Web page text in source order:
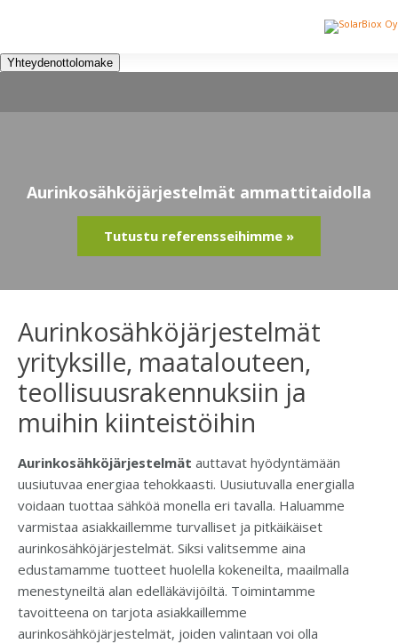
Yhteydenottolomake
Aurinkosähköjärjestelmät ammattitaidolla
Tutustu referensseihimme »
Aurinkosähkö­järjestelmät
yrityksille, maatalouteen,
teollisuusrakennuksiin ja
muihin kiinteistöihin
Aurinkosähköjärjestelmät auttavat hyödyntämään
uusiutuvaa energiaa tehokkaasti. Uusiutuvalla energialla
voidaan tuottaa sähköä monella eri tavalla. Haluamme
varmistaa asiakkaillemme turvalliset ja pitkäikäiset
aurinkosähköjärjestelmät. Siksi valitsemme aina
edustamamme tuotteet huolella kokeneilta, maailmalla
menestyneiltä alan edelläkävijöiltä. Toimintamme
tavoitteena on tarjota asiakkaillemme
aurinkosähköjärjestelmät, joiden valintaan voi olla